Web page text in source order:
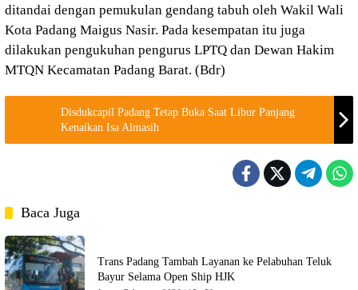
ditandai dengan pemukulan gendang tabuh oleh Wakil Wali
Kota Padang Maigus Nasir. Pada kesempatan itu juga
dilakukan pengukuhan pengurus LPTQ dan Dewan Hakim
MTQN Kecamatan Padang Barat. (Bdr)
Disdukcapil Padang Tetap Buka Saat Libur Panjang
Kenaikan Isa Almasih
Baca Juga
Trans Padang Tambah Layanan ke Pelabuhan Teluk
Bayur Selama Open Ship HJK